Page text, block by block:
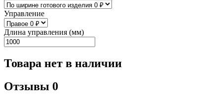
Управление
Длина управления (мм)
Товара нет в наличии
Отзывы 0